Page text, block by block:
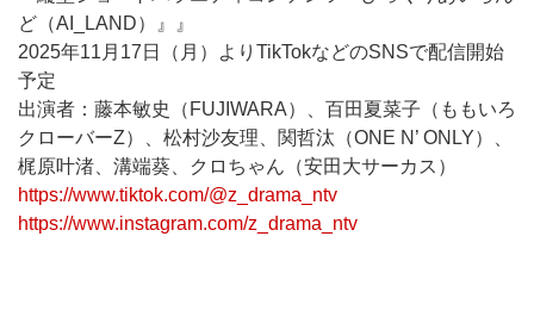
ど（AI_LAND）』』
2025年11月17日（月）よりTikTokなどのSNSで配信開始
予定
出演者：藤本敏史（FUJIWARA）、百田夏菜子（ももいろ
クローバーZ）、松村沙友理、関哲汰（ONE N’ ONLY）、
梶原叶渚、溝端葵、クロちゃん（安田大サーカス）
https://www.tiktok.com/@z_drama_ntv
https://www.instagram.com/z_drama_ntv